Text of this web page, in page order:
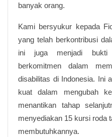
banyak orang.
Kami bersyukur kepada
yang telah berkontribusi
ini juga menjadi bukti
berkomitmen dalam
disabilitas di Indonesia. Ini
kuat dalam mengubah
menantikan tahap
menyediakan 15 kursi roda
membutuhkannya.